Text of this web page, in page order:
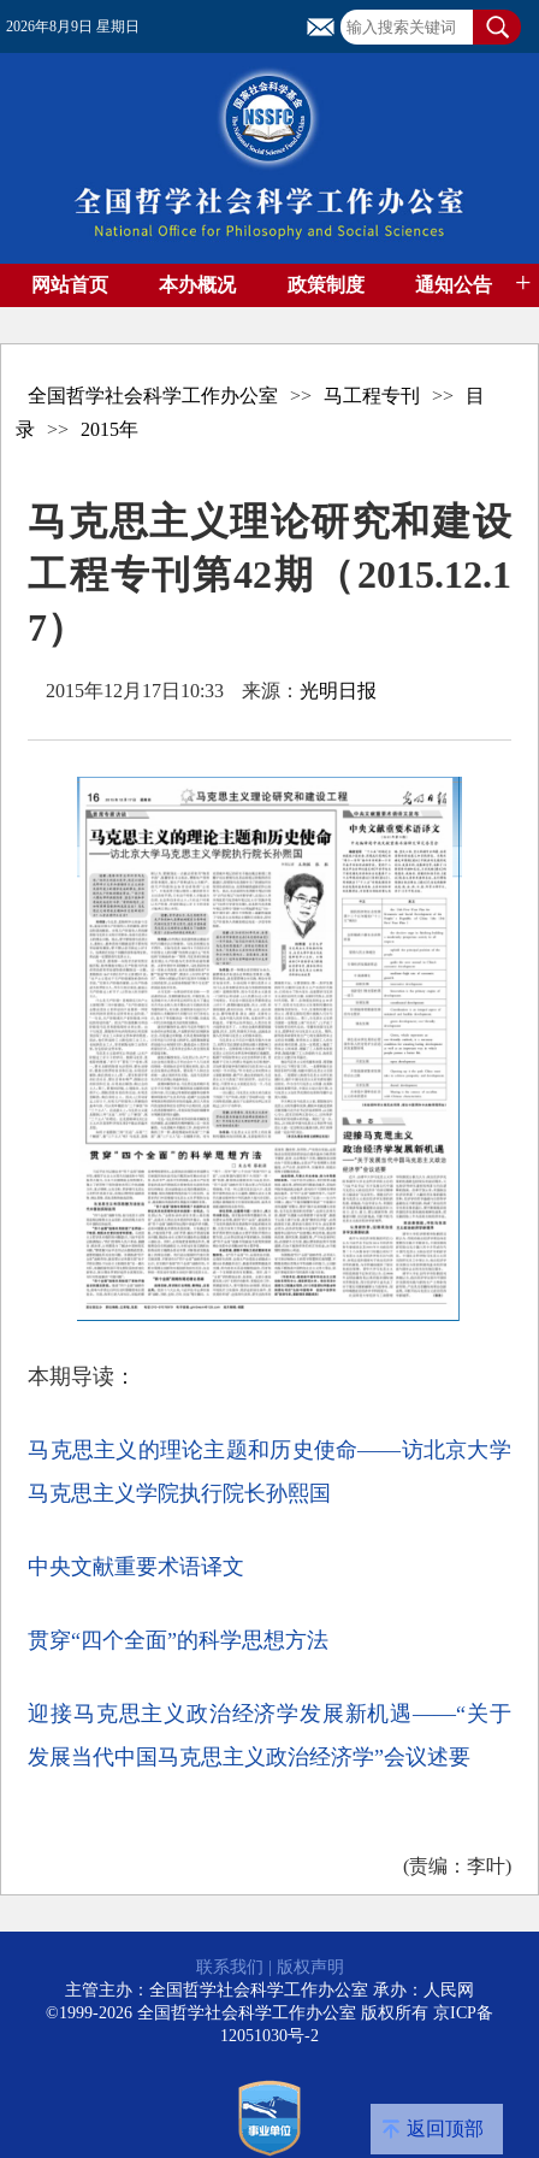
2026年8月9日 星期日
网站首页 本办概况 政策制度 通知公告 +
全国哲学社会科学工作办公室 >> 马工程专刊 >>
目
录
>> 2015年
马克思主义理论研究和建设
工程专刊第42期（2015.12.1
7）
2015年12月17日10:33 来源：光明日报
本期导读：
马克思主义的理论主题和历史使命——访北京大学
马克思主义学院执行院长孙熙国
中央文献重要术语译文
贯穿“四个全面”的科学思想方法
迎接马克思主义政治经济学发展新机遇——“关于
发展当代中国马克思主义政治经济学”会议述要
(责编：李叶)
联系我们
版权声明
主管主办：全国哲学社会科学工作办公室 承办：人民网
©1999-2026 全国哲学社会科学工作办公室 版权所有 京ICP备
12051030号-2
返回顶部